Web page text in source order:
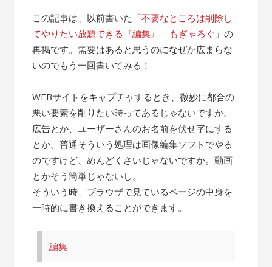
この記事は、以前書いた「不要なところは削除し
てやりたい放題できる『編集』 – もぎゃろぐ 」の
再掲です。需要はあると思うのになぜか広まらな
いのでもう一回書いてみる！
WEBサイトをキャプチャするとき、微妙に都合の
悪い要素を削りたい時ってあるじゃないですか。
広告とか、ユーザーさんのお名前を伏せ字にする
とか。普通そういう処理は画像編集ソフトでやる
のですけど、めんどくさいじゃないですか。動画
とかそう簡単じゃないし。
そういう時、ブラウザで見ているページの中身を
一時的に書き換えることができます。
編集